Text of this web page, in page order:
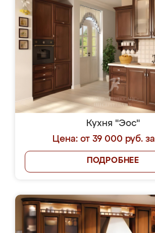
Кухня "Эос"
Цена: от 39 000 руб.
ПОДРОБНЕЕ